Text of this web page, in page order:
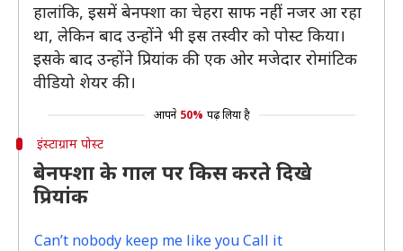
हालांकि, इसमें बेनफ्शा का चेहरा साफ नहीं नजर आ रहा
था, लेकिन बाद उन्होंने भी इस तस्वीर को पोस्ट किया।
इसके बाद उन्होंने प्रियांक की एक ओर मजेदार रोमांटिक
वीडियो शेयर की।
आपने 50% पढ़ लिया है
इंस्टाग्राम पोस्ट
बेनफ्शा के गाल पर किस करते दिखे
प्रियांक
Can’t nobody keep me like you Call it